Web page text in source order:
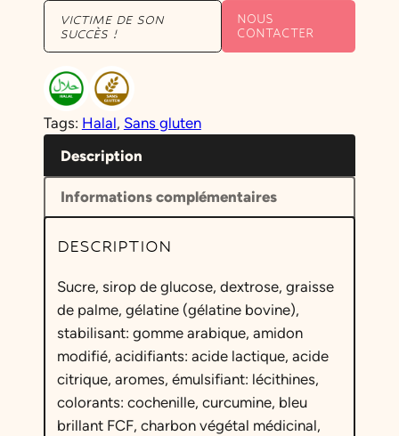
VICTIME DE SON
SUCCÈS !
NOUS
CONTACTER
Tags: Halal, Sans gluten
Description
Informations complémentaires
DESCRIPTION
Sucre, sirop de glucose, dextrose, graisse
de palme, gélatine (gélatine bovine),
stabilisant: gomme arabique, amidon
modifié, acidifiants: acide lactique, acide
citrique, aromes, émulsifiant: lécithines,
colorants: cochenille, curcumine, bleu
brillant FCF, charbon végétal médicinal,